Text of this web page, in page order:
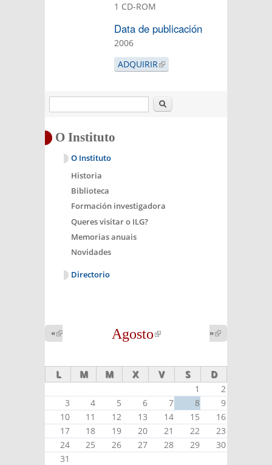
1 CD-ROM
Data de publicación
2006
ADQUIRIR(LINK IS
Buscar
O Instituto
O Instituto
Historia
Biblioteca
Formación investigadora
Queres visitar o ILG?
Memorias anuais
Novidades
Directorio
Agosto
(link is
«
external)
»
external)
L M M X V S D
1
2
3
4 5 6 7 8
9
10
11 12 13 14 15
16
17
18 19 20 21 22
23
24
25 26 27 28 29
30
31